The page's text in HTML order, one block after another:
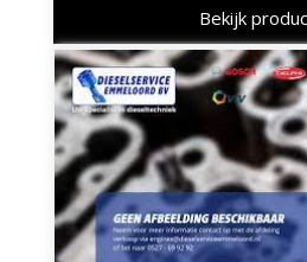
Bekijk